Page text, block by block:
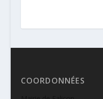
COORDONNÉES